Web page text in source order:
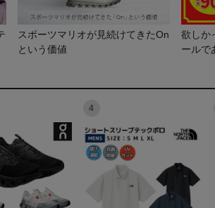
スポーツマリオが見続けてきたOn
という価値
欲しか
ールで
4